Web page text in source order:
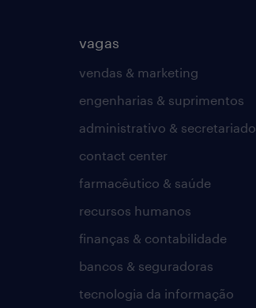
vagas
vendas & marketing
engenharias & suprimentos
administrativo & secretariado
contact center
farmacêutico & saúde
recursos humanos
finanças & contabilidade
bancos & seguradoras
tecnologia da informação